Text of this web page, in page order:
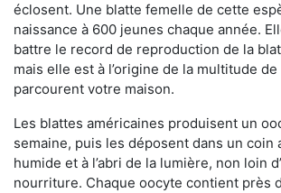
éclosent. Une blatte femelle de cette
naissance à 600 jeunes chaque année.
battre le record de reproduction de la
mais elle est à l’origine de la multitude
parcourent votre maison.
Les blattes américaines produisent un
semaine, puis les déposent dans un coin
humide et à l’abri de la lumière, non loin
nourriture. Chaque oocyte contient près